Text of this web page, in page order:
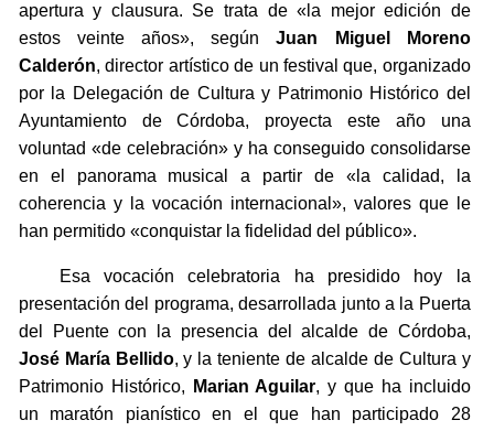
apertura y clausura. Se trata de «la mejor edición de
estos veinte años», segúnJuan Miguel Moreno
Calderón, director artístico de un festival que, organizado
por la Delegación de Cultura y Patrimonio Histórico del
Ayuntamiento de Córdoba, proyecta este año una
voluntad «de celebración» y ha conseguido consolidarse
en el panorama musical a partir de «la calidad, la
coherencia y la vocación internacional», valores que le
han permitido «conquistar la fidelidad del público».
Esa vocación celebratoria ha presidido hoy la
presentación del programa, desarrollada junto a la Puerta
del Puente con la presencia del alcalde de Córdoba,
José María Bellido, y la teniente de alcalde de Cultura y
Patrimonio Histórico,
Marian Aguilar, y que ha incluido
un maratón pianístico en el que han participado 28